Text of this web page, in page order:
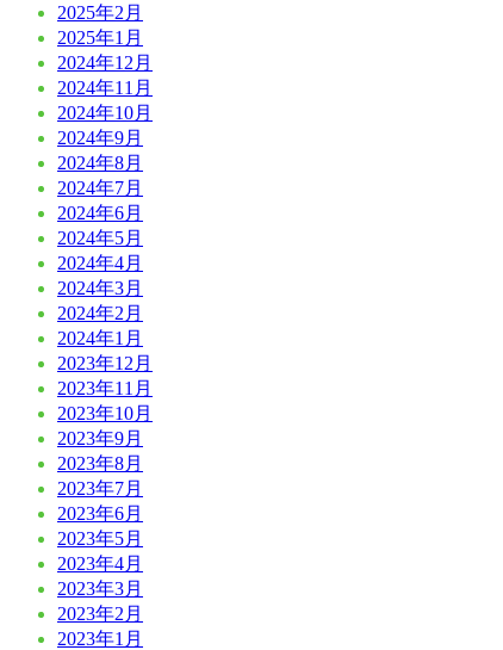
2025年2月
2025年1月
2024年12月
2024年11月
2024年10月
2024年9月
2024年8月
2024年7月
2024年6月
2024年5月
2024年4月
2024年3月
2024年2月
2024年1月
2023年12月
2023年11月
2023年10月
2023年9月
2023年8月
2023年7月
2023年6月
2023年5月
2023年4月
2023年3月
2023年2月
2023年1月